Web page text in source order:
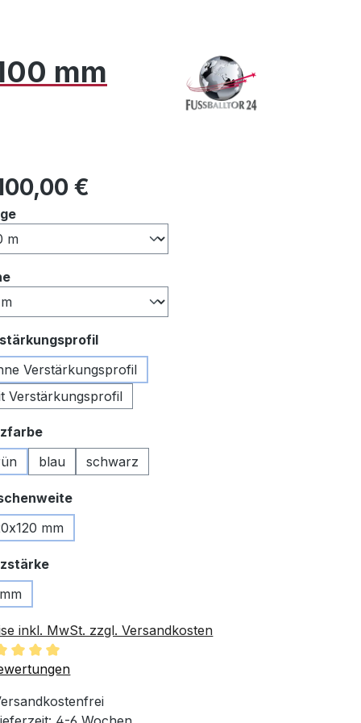
mm
Preis: €
auswählen
auswählen
auswählen
Verstärkungsprofil
Verstärkungsprofil
auswählen
blau schwarz
auswählen
mm
auswählen
inkl. MwSt. zzgl. Versandkosten
Bewertung von 5 von 5 Sternen